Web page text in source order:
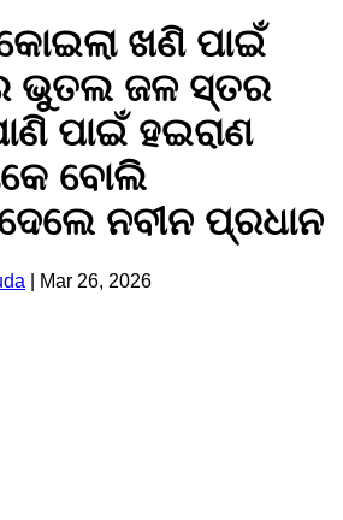
ଖଣି ପାଇଁ
ଭୁତଲ ଜଳ ସ୍ତର
ପାଇଁ ହଇରାଣ
ବୋଲି
ନବୀନ ପ୍ରଧାନ
Mar 26, 2026